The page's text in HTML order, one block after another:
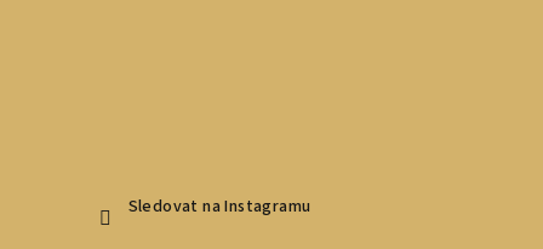
Sledovat na Instagramu